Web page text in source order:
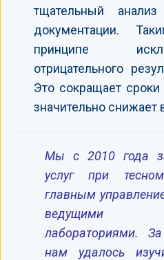
тщательный
документации.
принципе
отрицательного
Это сокращает
значительно снижает
Мы с 2010 года
услуг при
главным
ведущими
лабораториями.
нам удалось